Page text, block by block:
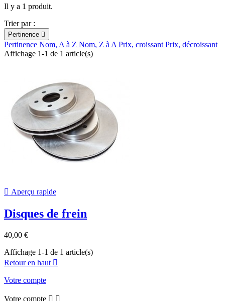
Il y a 1 produit.
Trier par :
Pertinence 
Pertinence Nom, A à Z Nom, Z à A Prix, croissant Prix, décroissant
Affichage 1-1 de 1 article(s)
 Aperçu rapide
Disques de frein
40,00 €
Affichage 1-1 de 1 article(s)
Retour en haut 
Votre compte
Votre compte  